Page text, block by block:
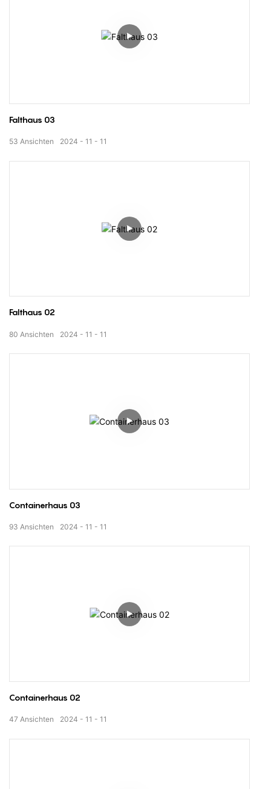
Falthaus 03
2024 11 11
53 Ansichten
Falthaus 02
2024 11 11
80 Ansichten
Containerhaus 03
2024 11 11
93 Ansichten
Containerhaus 02
2024 11 11
47 Ansichten